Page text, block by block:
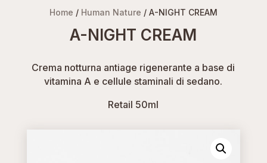
Home / Human Nature / A-NIGHT CREAM
A-NIGHT CREAM
Crema notturna antiage rigenerante a base di
vitamina A e cellule staminali di sedano.
Retail 50ml